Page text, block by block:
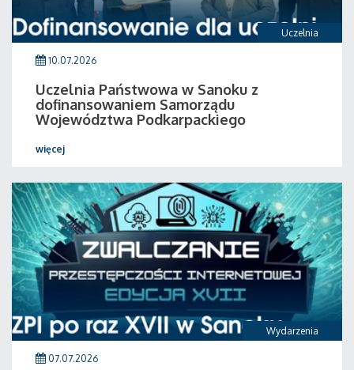
Uczelnia
10.07.2026
Uczelnia Państwowa w Sanoku z
dofinansowaniem Samorządu
Województwa Podkarpackiego
więcej
Wydarzenia
07.07.2026